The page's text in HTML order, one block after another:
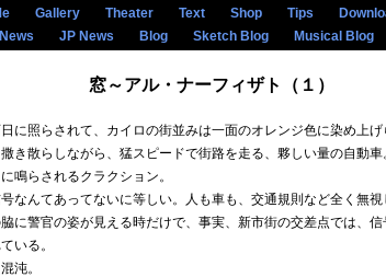
Gallery Theater Text Shop Tips
JP News Blog Sketch Blog Musical Blog
窓～アル・ナーフィザト（１）
に照らされて、カイロの街並みは一面のオレンジ色に染め上げ
き散らしながら、猛スピードで街路を走る、夥しい量の自動
鳴らされるクラクション。
なんてあってないに等しい。人も車も、交通規則など全く無
に警官の姿が見える時だけで、事実、新市街の交差点では、
いる。
沌。